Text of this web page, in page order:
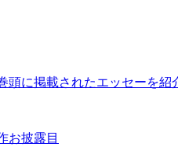
頭に掲載されたエッセーを紹
お披露目